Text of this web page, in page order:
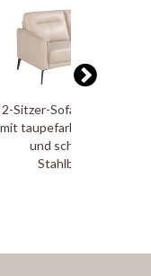
2-Sitzer-Sofa, gepolstert
mit taupefarbenem Leder
und schwarzen
Stahlbeinen